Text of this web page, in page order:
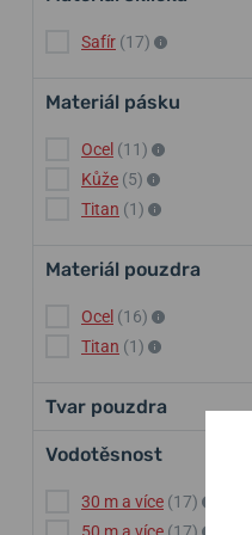
Safír (17)
Materiál pásku
Ocel (11)
Kůže (5)
Titan (1)
Materiál pouzdra
Ocel (16)
Titan (1)
Tvar pouzdra
Vodotěsnost
30 m a více (17)